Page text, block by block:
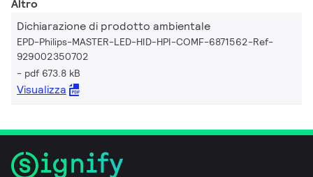
Altro
Dichiarazione di prodotto ambientale
EPD-Philips-MASTER-LED-HID-HPI-COMF-6871562-Ref-
929002350702
pdf 673.8 kB
Visualizza